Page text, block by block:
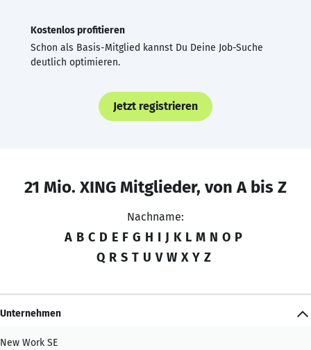
Kostenlos profitieren
Schon als Basis-Mitglied kannst Du Deine Job-Suche
deutlich optimieren.
Jetzt registrieren
21 Mio. XING Mitglieder, von A bis Z
Nachname:
A B C D E F G H I J K L M N O P
Q R S T U V W X Y Z
Unternehmen
New Work SE